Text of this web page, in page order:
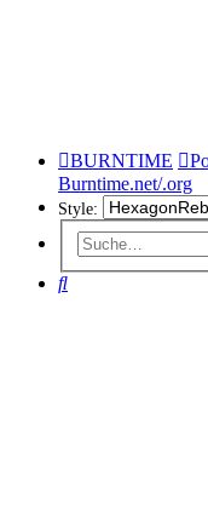
BURNTIME
Burntime.net/.org
Style:
Suche